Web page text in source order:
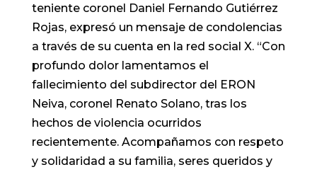
teniente coronel Daniel Fernando Gutiérrez
Rojas, expresó un mensaje de condolencias
a través de su cuenta en la red social X. “Con
profundo dolor lamentamos el
fallecimiento del subdirector del ERON
Neiva, coronel Renato Solano, tras los
hechos de violencia ocurridos
recientemente. Acompañamos con respeto
y solidaridad a su familia, seres queridos y